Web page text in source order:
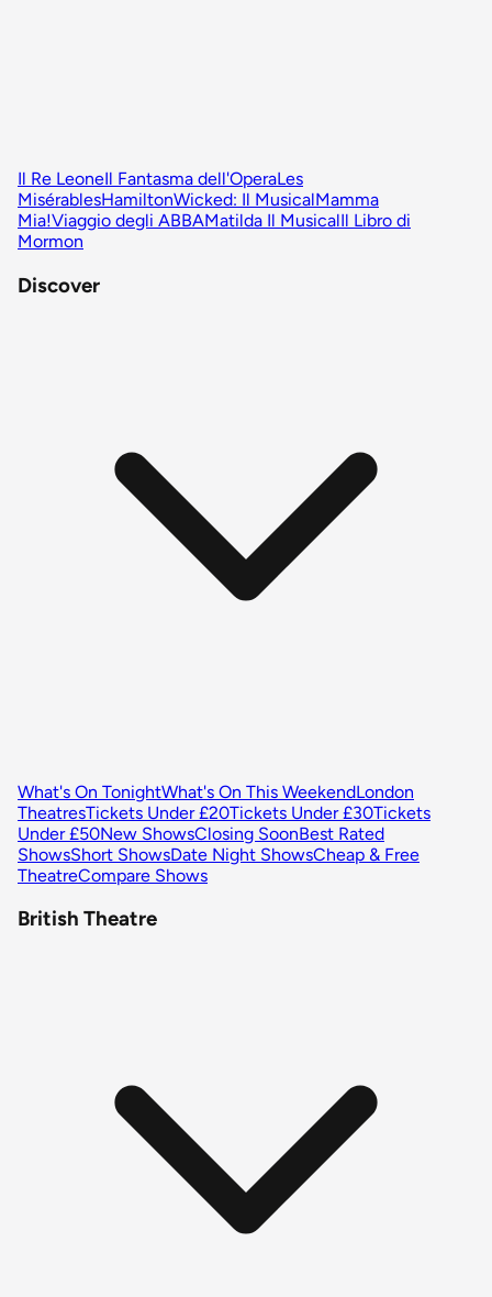
Il Re LeoneIl Fantasma dell'OperaLes
MisérablesHamiltonWicked: Il MusicalMamma
Mia!Viaggio degli ABBAMatilda Il MusicalIl Libro di
Mormon
Discover
What's On TonightWhat's On This WeekendLondon
TheatresTickets Under £20Tickets Under £30Tickets
Under £50New ShowsClosing SoonBest Rated
ShowsShort ShowsDate Night ShowsCheap & Free
TheatreCompare Shows
British Theatre